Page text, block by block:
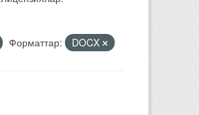
Форматтар: DOCX